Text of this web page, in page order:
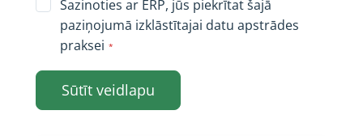
Sazinoties ar ERP, jūs piekrītat šajā
paziņojumā izklāstītajai datu apstrādes
praksei
Sūtīt veidlapu